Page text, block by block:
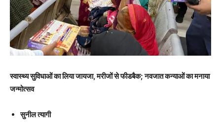
स्वास्थ्य सुविधाओं का लिया जायजा, मरीजों से फीडबैक; नवजात कन्याओं का मनाया
जन्मोत्सव
सुनील त्यागी